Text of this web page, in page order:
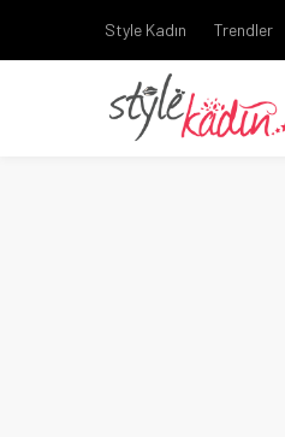
Style Kadın Trendler